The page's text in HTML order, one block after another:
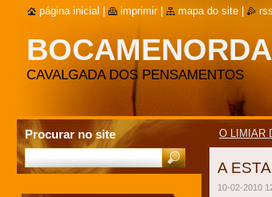
CAVALGADA DOS PENSAMENTOS
O LIMIAR
A
10-02-2010
Procurar no site
página inicial imprimir mapa do site rss